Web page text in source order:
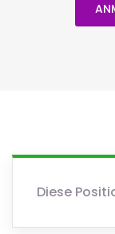
Diese